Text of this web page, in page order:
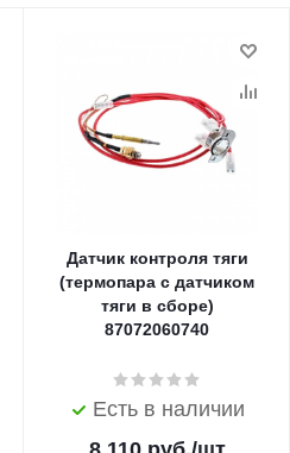
Датчик контроля тяги
(термопара с датчиком
тяги в сборе)
87072060740
Есть в наличии